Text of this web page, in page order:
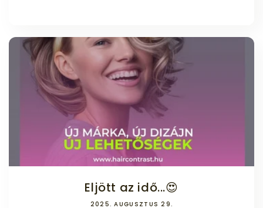
Eljött az idő...😍
2025. AUGUSZTUS 29.